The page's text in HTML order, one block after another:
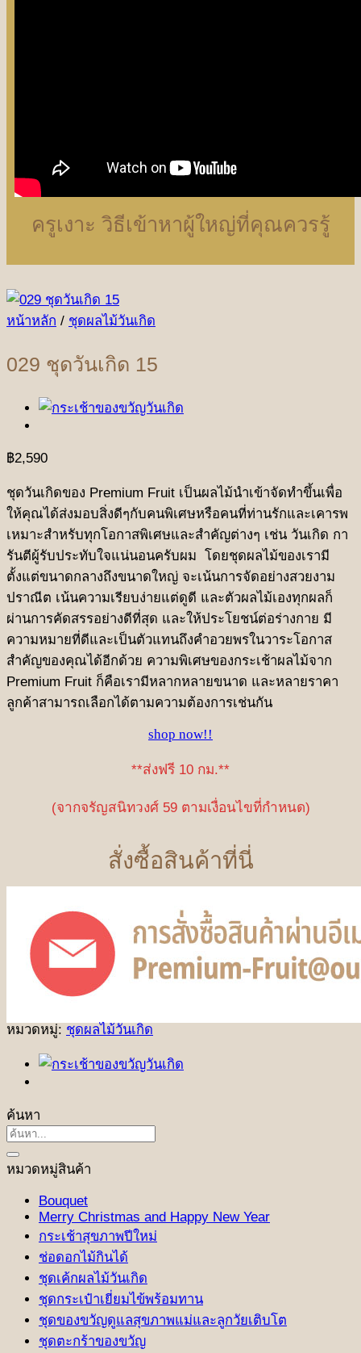
ครูเงาะ วิธีเข้าหาผู้ใหญ่ที่คุณควรรู้
หน้าหลัก / ชุดผลไม้วันเกิด
029 ชุดวันเกิด 15
฿2,590
ชุดวันเกิดของ Premium Fruit เป็นผลไม้นำเข้าจัดทำขึ้นเพื่อ
ให้คุณได้ส่งมอบสิ่งดีๆกับคนพิเศษหรือคนที่ท่านรักและเคารพ
เหมาะสำหรับทุกโอกาสพิเศษและสำคัญต่างๆ เช่น วันเกิด กา
รันตีผู้รับประทับใจแน่นอนครับผม โดยชุดผลไม้ของเรามี
ตั้งแต่ขนาดกลางถึงขนาดใหญ่ จะเน้นการจัดอย่างสวยงาม
ปราณีต เน้นความเรียบง่ายแต่ดูดี และตัวผลไม้เองทุกผลก็
ผ่านการคัดสรรอย่างดีที่สุด และให้ประโยชน์ต่อร่างกาย มี
ความหมายที่ดีและเป็นตัวแทนถึงคำอวยพรในวาระโอกาส
สำคัญของคุณได้อีกด้วย ความพิเศษของกระเช้าผลไม้จาก
Premium Fruit ก็คือเรามีหลากหลายขนาด และหลายราคา
ลูกค้าสามารถเลือกได้ตามความต้องการเช่นกัน
shop now!!
**ส่งฟรี 10 กม.**
(จากจรัญสนิทวงศ์ 59 ตามเงื่อนไขที่กำหนด)
สั่งซื้อสินค้าที่นี่
หมวดหมู่: ชุดผลไม้วันเกิด
ค้นหา
ค้นหา:
หมวดหมู่สินค้า
Bouquet
Merry Christmas and Happy New Year
กระเช้าสุขภาพปีใหม่
ช่อดอกไม้กินได้
ชุดเค้กผลไม้วันเกิด
ชุดกระเป๋าเยี่ยมไข้พร้อมทาน
ชุดของขวัญดูแลสุขภาพแม่และลูกวัยเติบโต
ชุดตะกร้าของขวัญ